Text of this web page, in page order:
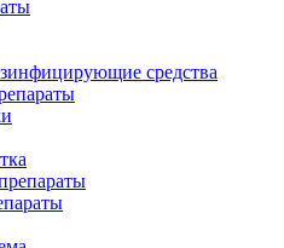
средства